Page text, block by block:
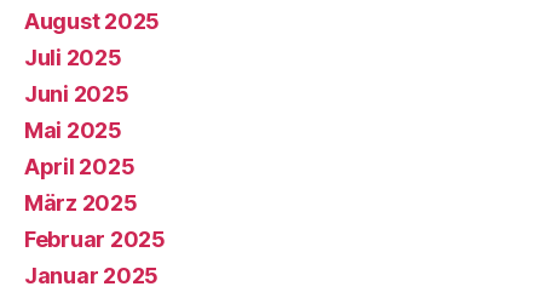
August 2025
Juli 2025
Juni 2025
Mai 2025
April 2025
März 2025
Februar 2025
Januar 2025